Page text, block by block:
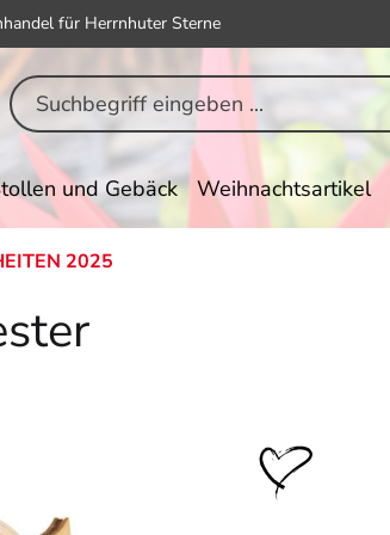
für Herrnhuter Sterne
und Gebäck Weihnachtsartikel
2025